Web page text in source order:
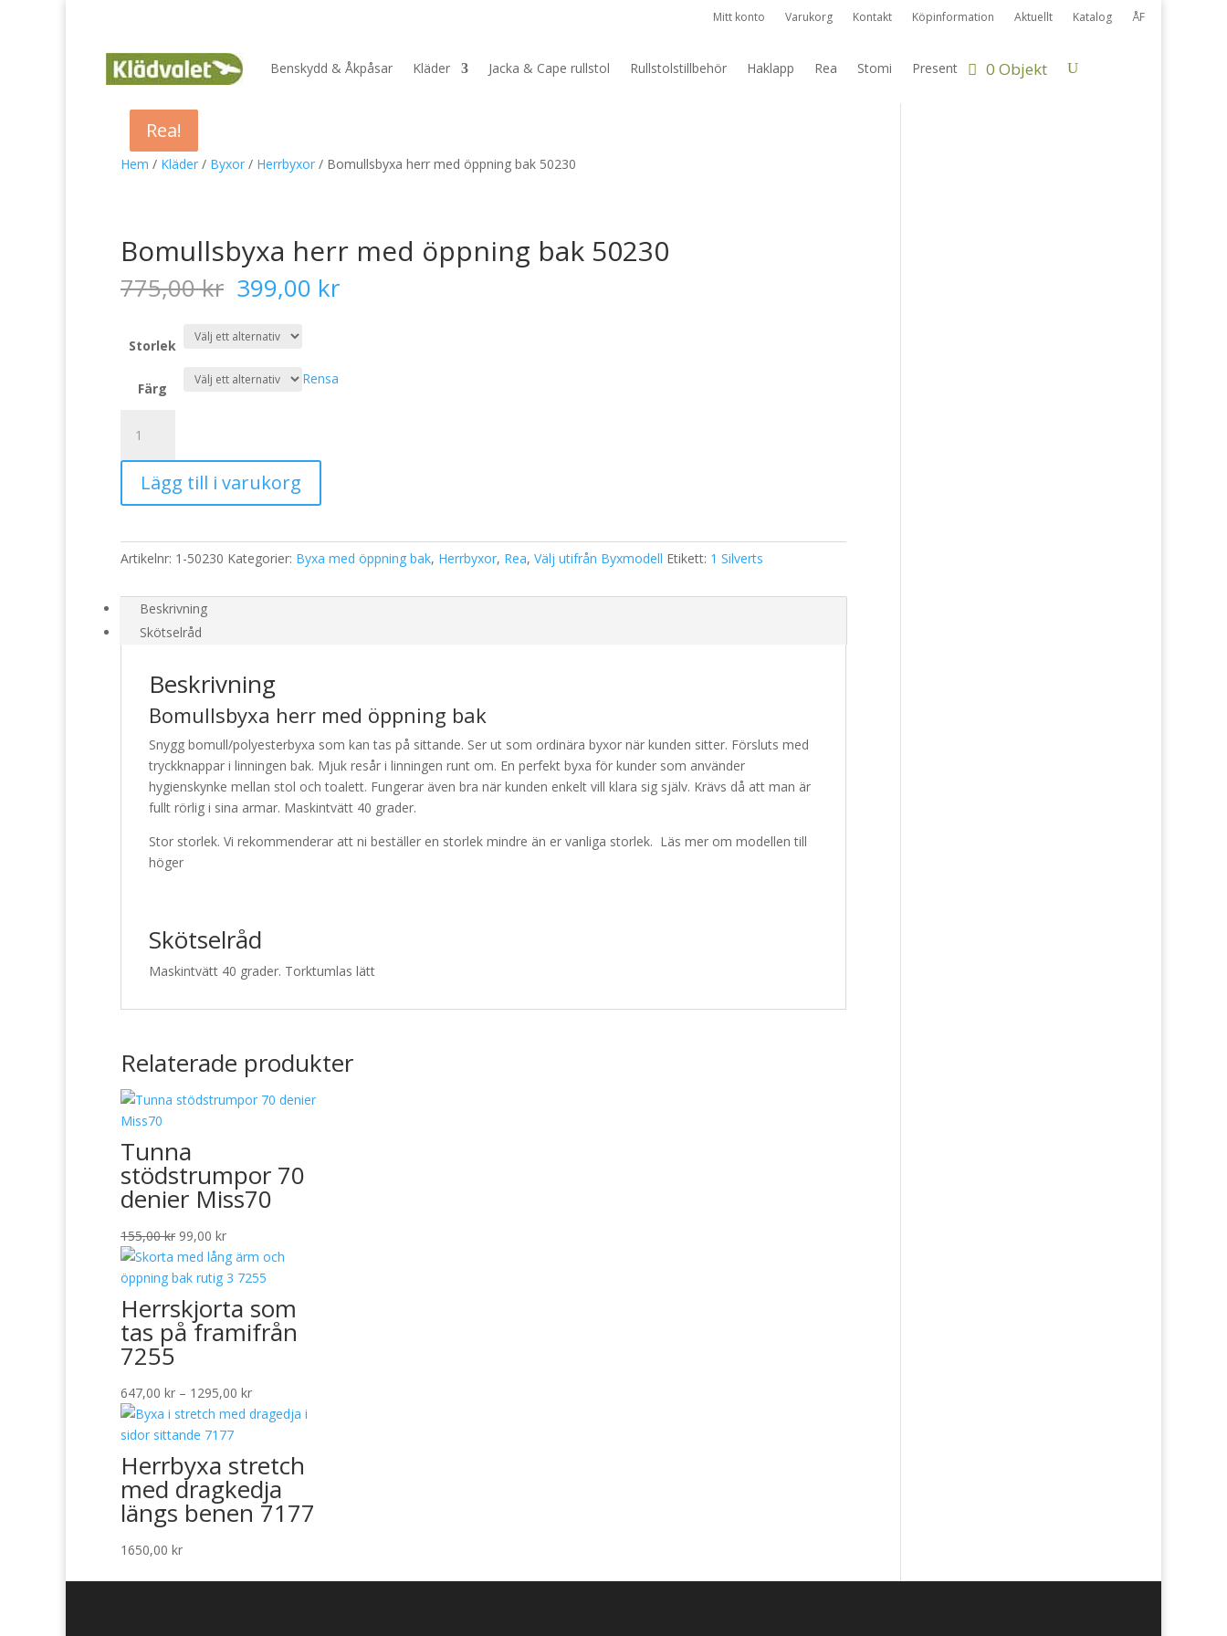
Mitt konto Varukorg Kontakt Köpinformation Aktuellt Katalog ÅF
Benskydd & Åkpåsar Kläder Jacka & Cape rullstol Rullstolstillbehör Haklapp Rea Stomi Present 0 Objekt
Hem / Kläder / Byxor / Herrbyxor / Bomullsbyxa herr med öppning bak 50230
Rea!
Bomullsbyxa herr med öppning bak 50230
775,00kr Det
ursprungliga
priset
var:
775,00 kr.
399,00 krDet
Storlek
Färg
Rensa
herr
med
öppning
bak
mängd
Lägg till i varukorg
Artikelnr: 1-50230 Kategorier: Byxa med öppning bak, Herrbyxor, Rea, Välj utifrån Byxmodell Etikett: 1 Silverts
Beskrivning
Skötselråd
Beskrivning
Bomullsbyxa herr med öppning bak
Snygg bomull/polyesterbyxa som kan tas på sittande. Ser ut som ordinära byxor när kunden sitter. Försluts med
tryckknappar i linningen bak. Mjuk resår i linningen runt om. En perfekt byxa för kunder som använder
hygienskynke mellan stol och toalett. Fungerar även bra när kunden enkelt vill klara sig själv. Krävs då att man är
fullt rörlig i sina armar. Maskintvätt 40 grader.
Stor storlek. Vi rekommenderar att ni beställer en storlek mindre än er vanliga storlek. Läs mer om modellen till
höger
Skötselråd
Maskintvätt 40 grader. Torktumlas lätt
Relaterade produkter
Rea!
Tunna
stödstrumpor 70
denier Miss70
155,00kr Det
ursprungliga
priset
var:
155,00 kr.
99,00 krDet
nuvarande
priset
är:
99,00 kr.
Rea!
Herrskjorta som
tas på framifrån
7255
647,00 kr – 1295,00 krPrisintervall:
647,00 kr
1295,00 kr
Herrbyxa stretch
med dragkedja
längs benen 7177
1650,00 kr